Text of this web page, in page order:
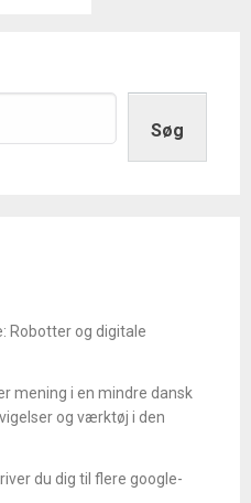
Søg
Robotter og digitale
mening i en mindre dansk
og værktøj i den
du dig til flere google-